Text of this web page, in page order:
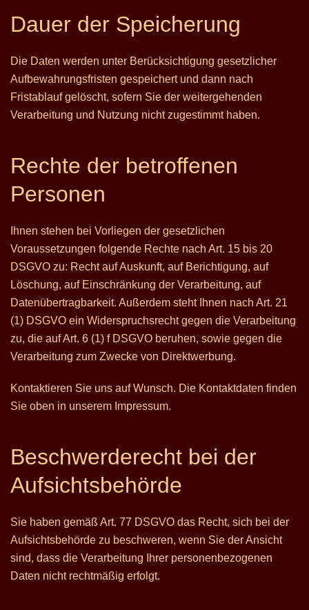
Dauer der Speicherung
Die Daten werden unter Berücksichtigung gesetzlicher
Aufbewahrungsfristen gespeichert und dann nach
Fristablauf gelöscht, sofern Sie der weitergehenden
Verarbeitung und Nutzung nicht zugestimmt haben.
Rechte der betroffenen
Personen
Ihnen stehen bei Vorliegen der gesetzlichen
Voraussetzungen folgende Rechte nach Art. 15 bis 20
DSGVO zu: Recht auf Auskunft, auf Berichtigung, auf
Löschung, auf Einschränkung der Verarbeitung, auf
Datenübertragbarkeit. Außerdem steht Ihnen nach Art. 21
(1) DSGVO ein Widerspruchsrecht gegen die Verarbeitung
zu, die auf Art. 6 (1) f DSGVO beruhen, sowie gegen die
Verarbeitung zum Zwecke von Direktwerbung.
Kontaktieren Sie uns auf Wunsch. Die Kontaktdaten finden
Sie oben in unserem Impressum.
Beschwerderecht bei der
Aufsichtsbehörde
Sie haben gemäß Art. 77 DSGVO das Recht, sich bei der
Aufsichtsbehörde zu beschweren, wenn Sie der Ansicht
sind, dass die Verarbeitung Ihrer personenbezogenen
Daten nicht rechtmäßig erfolgt.